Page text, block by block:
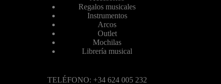
Regalos musicales
Instrumentos
Arcos
Outlet
Mochilas
Librería musical
TELÉFONO: +34 624 005 232